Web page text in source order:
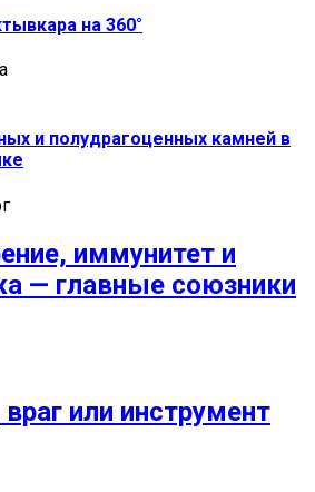
на 360°
и полудрагоценных камней в
иммунитет и
— главные союзники
или инструмент